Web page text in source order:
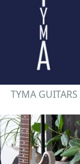
TYMA GUITARS